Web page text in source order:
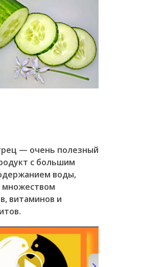
— очень полезный
с большим
воды,
множеством
витаминов и